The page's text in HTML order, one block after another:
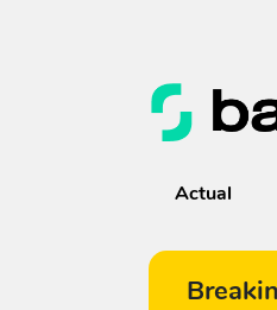
Actual